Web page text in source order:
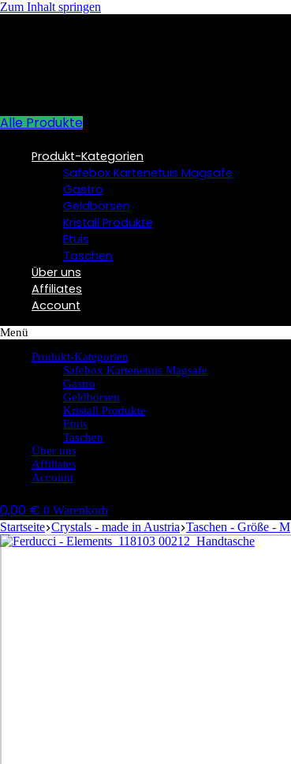
Zum Inhalt springen
Alle Produkte
Produkt-Kategorien
Safebox Kartenetuis Magsafe
Gastro
Geldbörsen
Kristall Produkte
Etuis
Taschen
Über uns
Affiliates
Account
Menü
Produkt-Kategorien
Safebox Kartenetuis Magsafe
Gastro
Geldbörsen
Kristall Produkte
Etuis
Taschen
Über uns
Affiliates
Account
0,00 € 0 Warenkorb
Startseite Crystals - made in Austria Taschen - Größe - M